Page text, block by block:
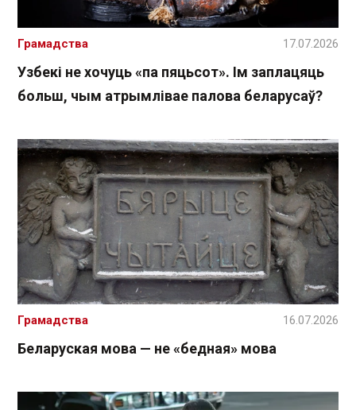
Узбекі не хочуць «па пяцьсот». Ім заплацяць
больш, чым атрымлівае палова беларусаў?
Грамадства 17.07.2026
Беларуская мова — не «бедная» мова
Грамадства 16.07.2026